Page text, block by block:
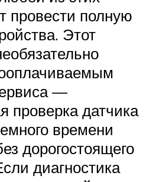
провести полную
Этот
—
проверка датчика
времени
дорогостоящего
диагностика